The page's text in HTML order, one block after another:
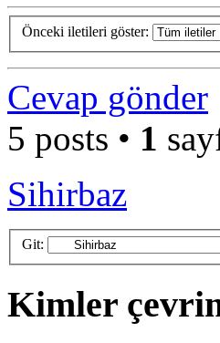
Önceki iletileri göster:
Cevap gönder
5 posts • 1
Sihirbaz
Git:
Kimler